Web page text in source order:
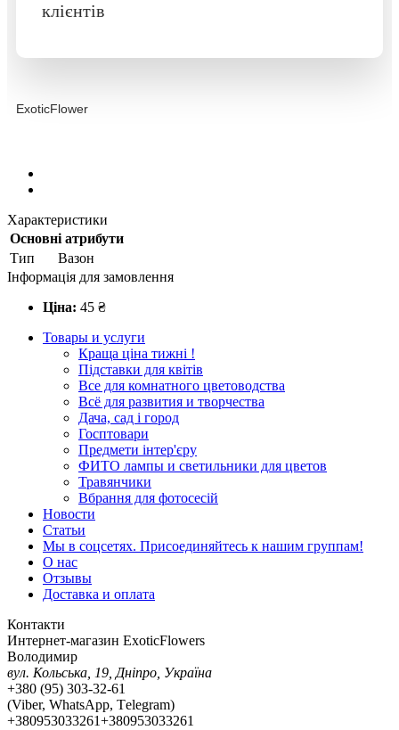
клієнтів
ExoticFlower
Характеристики
Основні атрибути
Тип
Вазон
Інформація для замовлення
Ціна: 45 ₴
Товары и услуги
Краща ціна тижні !
Підставки для квітів
Все для комнатного цветоводства
Всё для развития и творчества
Дача, сад і город
Госптовари
Предмети інтер'єру
ФИТО лампы и светильники для цветов
Травянчики
Вбрання для фотосесій
Новости
Статьи
Мы в соцсетях. Присоединяйтесь к нашим группам!
О нас
Отзывы
Доставка и оплата
Контакти
Интернет-магазин ExoticFlowers
Володимир
вул. Кольська, 19, Дніпро, Україна
+380 (95) 303-32-61
(Viber, WhatsApp, Тelegram)
+380953033261+380953033261